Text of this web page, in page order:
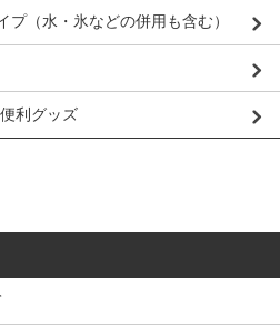
（水・氷などの併用も含む）
利グッズ